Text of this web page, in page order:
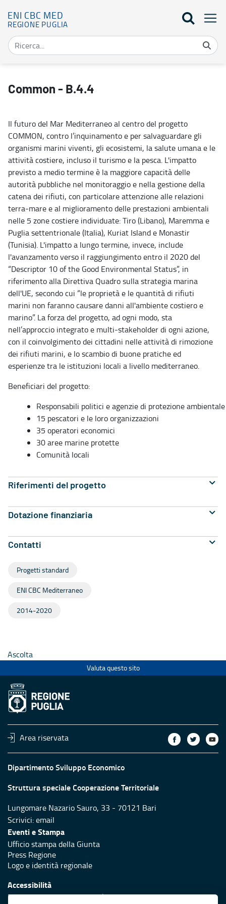
ENI CBC MED
REGIONE PUGLIA
Common - B.4.4
Il futuro del Mar Mediterraneo al centro del progetto
COMMON, contro l’inquinamento e per salvaguardare gli
organismi marini viventi, gli ecosistemi, la salute umana e le
attività costiere, incluso il turismo e la pesca. L'impatto
previsto a medio termine è la maggiore capacità delle
autorità pubbliche nel monitoraggio e nella gestione della
catena dei rifiuti, con particolare attenzione alle relazioni
terra-mare e al miglioramento delle prestazioni ambientali
nelle 5 zone costiere individuate: Tiro (Libano), Maremma e
Puglia settentrionale (Italia), Kuriat Island e Monastir
(Tunisia). L'impatto a lungo termine, invece, include
l'avanzamento verso il raggiungimento entro il 2020 del
“Descriptor 10 of the Good Environmental Status”, in
riferimento alla Direttiva Quadro sulla strategia marina
dell'UE, secondo cui “le proprietà e le quantità di rifiuti
marini non faranno causare danni all'ambiente costiero e
marino”. La forza del progetto, ad ogni modo, sta
nell’approccio integrato e multi-stakeholder di ogni azione,
con il coinvolgimento dei cittadini nelle attività di rimozione
dei rifiuti marini, e lo scambio di buone pratiche ed
esperienze tra le istituzioni locali a livello mediterraneo.
Beneficiari del progetto:
Responsabili politici e agenzie di protezione ambientale
15 pescatori e le loro organizzazioni
35 operatori economici
30 aree marine protette
Comunità locali
Riferimenti del progetto
Dotazione finanziaria
Contatti
Progetti standard
ENI CBC Mediterraneo
2014-2020
Ascolta
Valuta questo sito
Area riservata
Dipartimento Sviluppo Economico
Struttura speciale Cooperazione Territoriale
Lungomare Nazario Sauro, 33 - 70121 Bari
Scrivici:email
Eventi e Stampa
Ufficio stampa della Giunta
Press Regione
Logo e identità regionale
Accessibilità
Dichiarazione di accessibilità